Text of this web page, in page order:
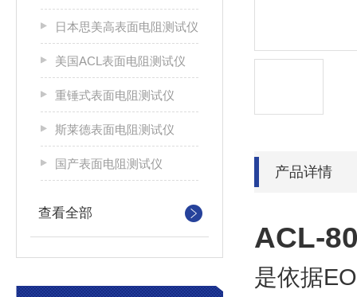
日本思美高表面电阻测试仪
美国ACL表面电阻测试仪
重锤式表面电阻测试仪
斯莱德表面电阻测试仪
国产表面电阻测试仪
查看全部
产品详情
ACL-
是依据